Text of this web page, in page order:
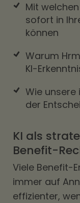
Mit
sofort in
können
Warum
KI-
Wie unsere
der
KI als
Benefit-
Viele Benefit-
immer auf
effizienter,